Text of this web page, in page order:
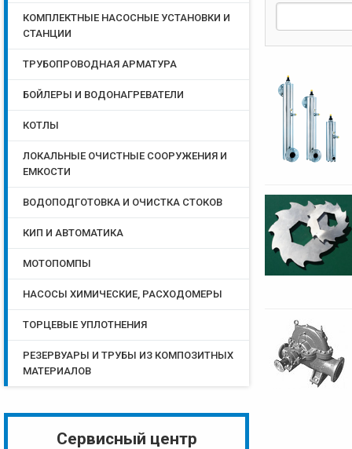
КОМПЛЕКТНЫЕ НАСОСНЫЕ УСТАНОВКИ И
СТАНЦИИ
ТРУБОПРОВОДНАЯ АРМАТУРА
БОЙЛЕРЫ И ВОДОНАГРЕВАТЕЛИ
КОТЛЫ
ЛОКАЛЬНЫЕ ОЧИСТНЫЕ СООРУЖЕНИЯ И
ЕМКОСТИ
ВОДОПОДГОТОВКА И ОЧИСТКА СТОКОВ
КИП И АВТОМАТИКА
МОТОПОМПЫ
НАСОСЫ ХИМИЧЕСКИЕ, РАСХОДОМЕРЫ
ТОРЦЕВЫЕ УПЛОТНЕНИЯ
РЕЗЕРВУАРЫ И ТРУБЫ ИЗ КОМПОЗИТНЫХ
МАТЕРИАЛОВ
Сервисный центр